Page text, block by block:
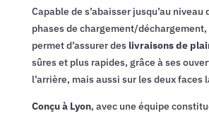
Capable de s’abaisser jusqu’au niveau
phases de chargement/déchargement,
permet d’assurer des livraisons de
sûres et plus rapides, grâce à ses
l’arrière, mais aussi sur les deux faces
Conçu à Lyon, avec une équipe